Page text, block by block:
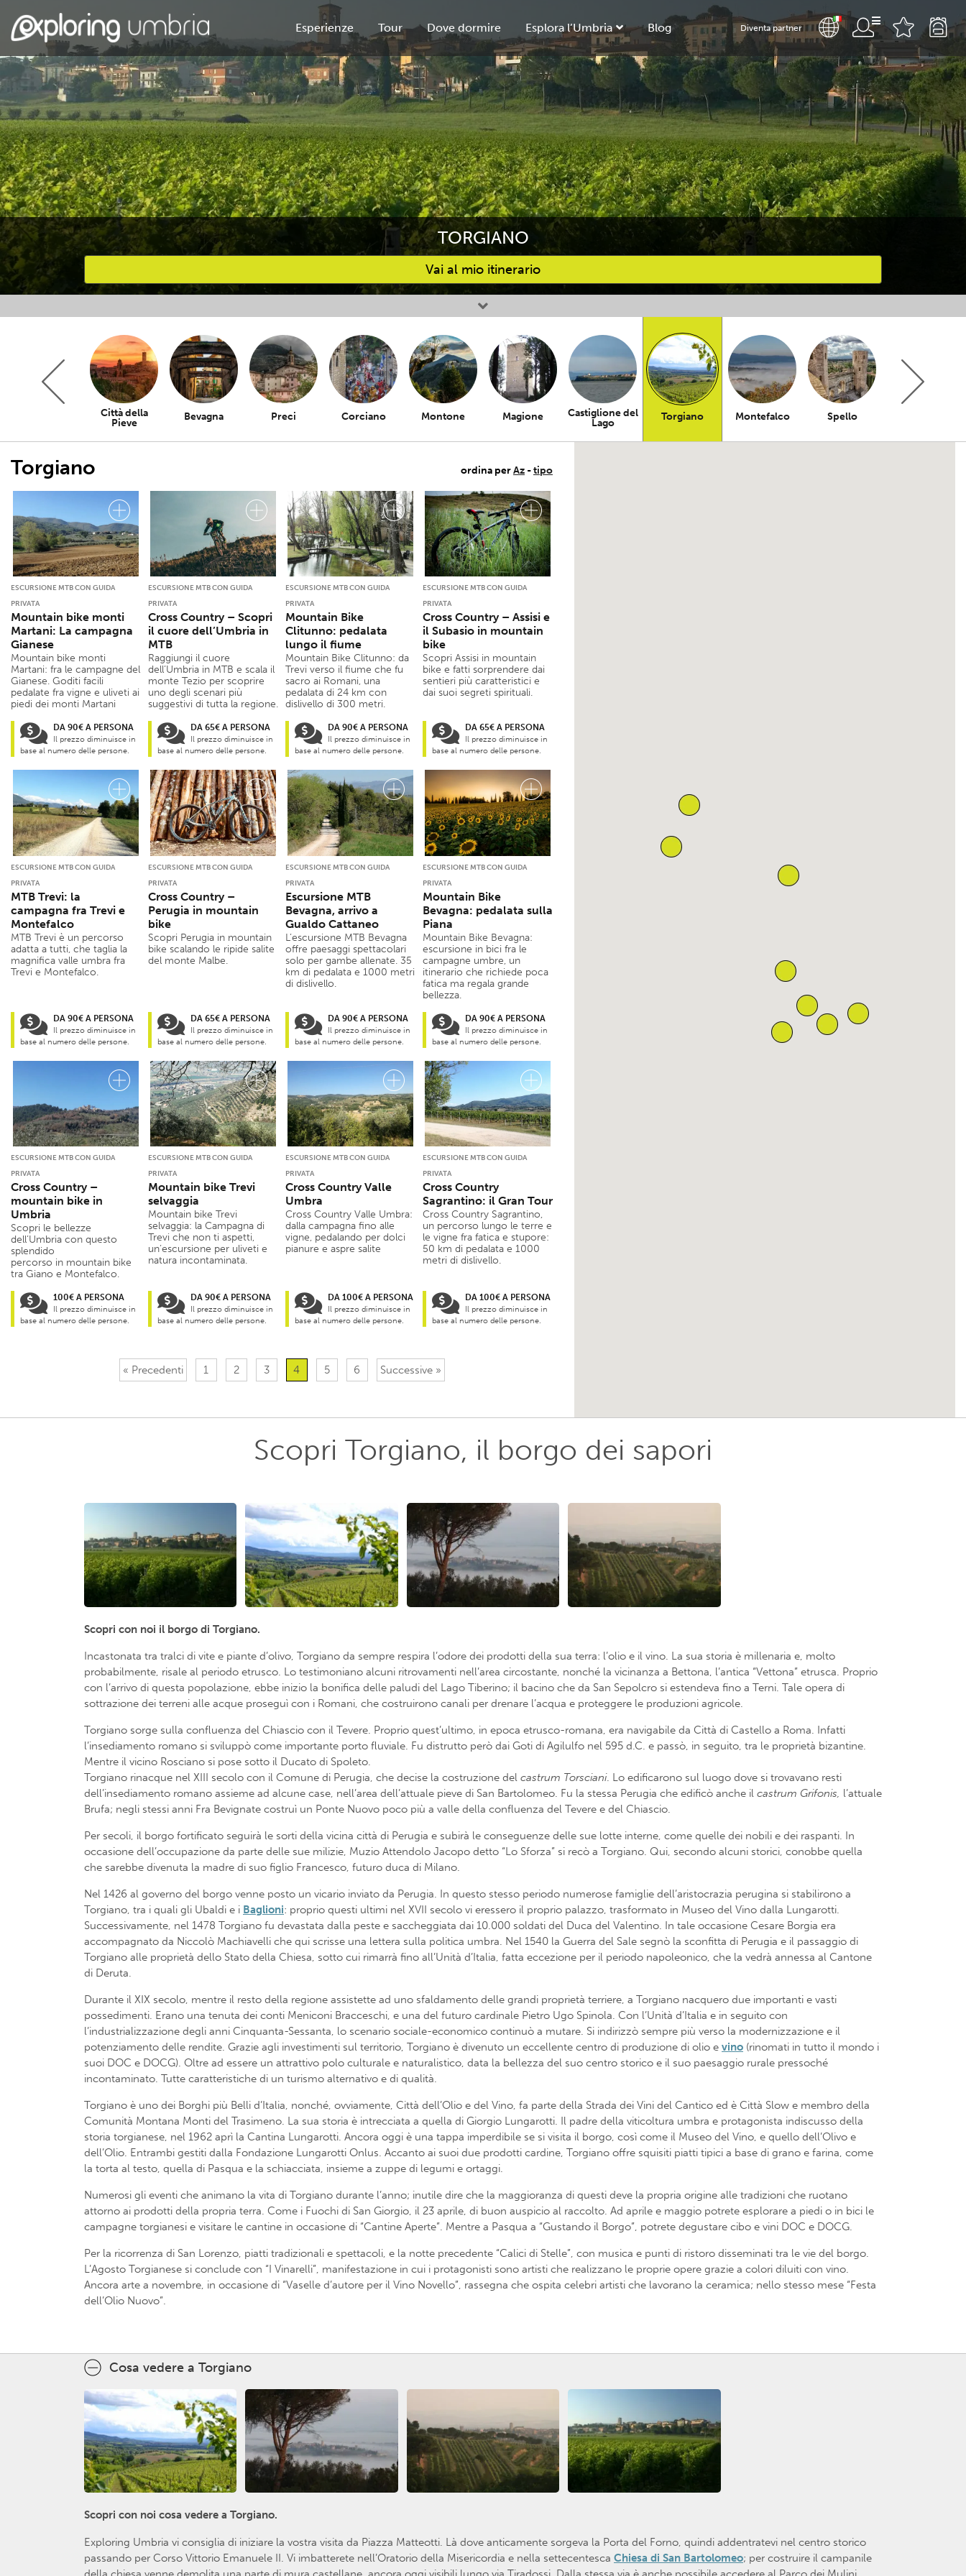
Esperienze Tour Dove dormire Esplora l’Umbria Blog Diventa partner
TORGIANO
Vai al mio itinerario
Attività preferite
Città della
Pieve
Bevagna Preci Corciano Montone Magione
Castiglione del
Lago
Torgiano Montefalco Spello
ordina perAz -tipo
Torgiano
ESCURSIONE MTB CON GUIDA
PRIVATA
Mountain bike monti
Martani: La campagna
Gianese
Mountain bike monti
Martani: fra le campagne del
Gianese. Goditi facili
pedalate fra vigne e uliveti ai
piedi dei monti Martani
DA 90€ A PERSONA
Il prezzo diminuisce in
base al numero delle persone.
ESCURSIONE MTB CON GUIDA
PRIVATA
Cross Country – Scopri
il cuore dell’Umbria in
MTB
Raggiungi il cuore
dell’Umbria in MTB e scala il
monte Tezio per scoprire
uno degli scenari più
suggestivi di tutta la regione.
DA 65€ A PERSONA
Il prezzo diminuisce in
base al numero delle persone.
ESCURSIONE MTB CON GUIDA
PRIVATA
Mountain Bike
Clitunno: pedalata
lungo il fiume
Mountain Bike Clitunno: da
Trevi verso il fiume che fu
sacro ai Romani, una
pedalata di 24 km con
dislivello di 300 metri.
DA 90€ A PERSONA
Il prezzo diminuisce in
base al numero delle persone.
ESCURSIONE MTB CON GUIDA
PRIVATA
Cross Country – Assisi e
il Subasio in mountain
bike
Scopri Assisi in mountain
bike e fatti sorprendere dai
sentieri più caratteristici e
dai suoi segreti spirituali.
DA 65€ A PERSONA
Il prezzo diminuisce in
base al numero delle persone.
ESCURSIONE MTB CON GUIDA
PRIVATA
MTB Trevi: la
campagna fra Trevi e
Montefalco
MTB Trevi è un percorso
adatta a tutti, che taglia la
magnifica valle umbra fra
Trevi e Montefalco.
DA 90€ A PERSONA
Il prezzo diminuisce in
base al numero delle persone.
ESCURSIONE MTB CON GUIDA
PRIVATA
Cross Country –
Perugia in mountain
bike
Scopri Perugia in mountain
bike scalando le ripide salite
del monte Malbe.
DA 65€ A PERSONA
Il prezzo diminuisce in
base al numero delle persone.
ESCURSIONE MTB CON GUIDA
PRIVATA
Escursione MTB
Bevagna, arrivo a
Gualdo Cattaneo
L’escursione MTB Bevagna
offre paesaggi spettacolari
solo per gambe allenate. 35
km di pedalata e 1000 metri
di dislivello.
DA 90€ A PERSONA
Il prezzo diminuisce in
base al numero delle persone.
ESCURSIONE MTB CON GUIDA
PRIVATA
Mountain Bike
Bevagna: pedalata sulla
Piana
Mountain Bike Bevagna:
escursione in bici fra le
campagne umbre, un
itinerario che richiede poca
fatica ma regala grande
bellezza.
DA 90€ A PERSONA
Il prezzo diminuisce in
base al numero delle persone.
ESCURSIONE MTB CON GUIDA
PRIVATA
Cross Country –
mountain bike in
Umbria
Scopri le bellezze
dell’Umbria con questo
splendido
percorso in mountain bike
tra Giano e Montefalco.
100€ A PERSONA
Il prezzo diminuisce in
base al numero delle persone.
ESCURSIONE MTB CON GUIDA
PRIVATA
Mountain bike Trevi
selvaggia
Mountain bike Trevi
selvaggia: la Campagna di
Trevi che non ti aspetti,
un’escursione per uliveti e
natura incontaminata.
DA 90€ A PERSONA
Il prezzo diminuisce in
base al numero delle persone.
ESCURSIONE MTB CON GUIDA
PRIVATA
Cross Country Valle
Umbra
Cross Country Valle Umbra:
dalla campagna fino alle
vigne, pedalando per dolci
pianure e aspre salite
DA 100€ A PERSONA
Il prezzo diminuisce in
base al numero delle persone.
ESCURSIONE MTB CON GUIDA
PRIVATA
Cross Country
Sagrantino: il Gran Tour
Cross Country Sagrantino,
un percorso lungo le terre e
le vigne fra fatica e stupore:
50 km di pedalata e 1000
metri di dislivello.
DA 100€ A PERSONA
Il prezzo diminuisce in
base al numero delle persone.
« Precedenti 1 2 3 4 5 6 Successive »
Scopri Torgiano, il borgo dei sapori
Scopri con noi il borgo di Torgiano.
Incastonata tra tralci di vite e piante d’olivo, Torgiano da sempre respira l’odore dei prodotti della sua terra: l’olio e il vino. La sua storia è millenaria e, molto
probabilmente, risale al periodo etrusco. Lo testimoniano alcuni ritrovamenti nell’area circostante, nonché la vicinanza a Bettona, l’antica “Vettona” etrusca. Proprio
con l’arrivo di questa popolazione, ebbe inizio la bonifica delle paludi del Lago Tiberino; il bacino che da San Sepolcro si estendeva fino a Terni. Tale opera di
sottrazione dei terreni alle acque proseguì con i Romani, che costruirono canali per drenare l’acqua e proteggere le produzioni agricole.
Torgiano sorge sulla confluenza del Chiascio con il Tevere. Proprio quest’ultimo, in epoca etrusco-romana, era navigabile da Città di Castello a Roma. Infatti
l’insediamento romano si sviluppò come importante porto fluviale. Fu distrutto però dai Goti di Agilulfo nel 595 d.C. e passò, in seguito, tra le proprietà bizantine.
Mentre il vicino Rosciano si pose sotto il Ducato di Spoleto.
Torgiano rinacque nel XIII secolo con il Comune di Perugia, che decise la costruzione del castrum Torsciani. Lo edificarono sul luogo dove si trovavano resti
dell’insediamento romano assieme ad alcune case, nell’area dell’attuale pieve di San Bartolomeo. Fu la stessa Perugia che edificò anche il castrum Grifonis, l’attuale
Brufa; negli stessi anni Fra Bevignate costruì un Ponte Nuovo poco più a valle della confluenza del Tevere e del Chiascio.
Per secoli, il borgo fortificato seguirà le sorti della vicina città di Perugia e subirà le conseguenze delle sue lotte interne, come quelle dei nobili e dei raspanti. In
occasione dell’occupazione da parte delle sue milizie, Muzio Attendolo Jacopo detto “Lo Sforza” si recò a Torgiano. Qui, secondo alcuni storici, conobbe quella
che sarebbe divenuta la madre di suo figlio Francesco, futuro duca di Milano.
Nel 1426 al governo del borgo venne posto un vicario inviato da Perugia. In questo stesso periodo numerose famiglie dell’aristocrazia perugina si stabilirono a
Torgiano, tra i quali gli Ubaldi e i Baglioni: proprio questi ultimi nel XVII secolo vi eressero il proprio palazzo, trasformato in Museo del Vino dalla Lungarotti.
Successivamente, nel 1478 Torgiano fu devastata dalla peste e saccheggiata dai 10.000 soldati del Duca del Valentino. In tale occasione Cesare Borgia era
accompagnato da Niccolò Machiavelli che qui scrisse una lettera sulla politica umbra. Nel 1540 la Guerra del Sale segnò la sconfitta di Perugia e il passaggio di
Torgiano alle proprietà dello Stato della Chiesa, sotto cui rimarrà fino all’Unità d’Italia, fatta eccezione per il periodo napoleonico, che la vedrà annessa al Cantone
di Deruta.
Durante il XIX secolo, mentre il resto della regione assistette ad uno sfaldamento delle grandi proprietà terriere, a Torgiano nacquero due importanti e vasti
possedimenti. Erano una tenuta dei conti Meniconi Bracceschi, e una del futuro cardinale Pietro Ugo Spinola. Con l’Unità d’Italia e in seguito con
l’industrializzazione degli anni Cinquanta-Sessanta, lo scenario sociale-economico continuò a mutare. Si indirizzò sempre più verso la modernizzazione e il
potenziamento delle rendite. Grazie agli investimenti sul territorio, Torgiano è divenuto un eccellente centro di produzione di olio e vino (rinomati in tutto il mondo i
suoi DOC e DOCG). Oltre ad essere un attrattivo polo culturale e naturalistico, data la bellezza del suo centro storico e il suo paesaggio rurale pressoché
incontaminato. Tutte caratteristiche di un turismo alternativo e di qualità.
Torgiano è uno dei Borghi più Belli d’Italia, nonché, ovviamente, Città dell’Olio e del Vino, fa parte della Strada dei Vini del Cantico ed è Città Slow e membro della
Comunità Montana Monti del Trasimeno. La sua storia è intrecciata a quella di Giorgio Lungarotti. Il padre della viticoltura umbra e protagonista indiscusso della
storia torgianese, nel 1962 aprì la Cantina Lungarotti. Ancora oggi è una tappa imperdibile se si visita il borgo, così come il Museo del Vino, e quello dell’Olivo e
dell’Olio. Entrambi gestiti dalla Fondazione Lungarotti Onlus. Accanto ai suoi due prodotti cardine, Torgiano offre squisiti piatti tipici a base di grano e farina, come
la torta al testo, quella di Pasqua e la schiacciata, insieme a zuppe di legumi e ortaggi.
Numerosi gli eventi che animano la vita di Torgiano durante l’anno; inutile dire che la maggioranza di questi deve la propria origine alle tradizioni che ruotano
attorno ai prodotti della propria terra. Come i Fuochi di San Giorgio, il 23 aprile, di buon auspicio al raccolto. Ad aprile e maggio potrete esplorare a piedi o in bici le
campagne torgianesi e visitare le cantine in occasione di “Cantine Aperte”. Mentre a Pasqua a “Gustando il Borgo”, potrete degustare cibo e vini DOC e DOCG.
Per la ricorrenza di San Lorenzo, piatti tradizionali e spettacoli, e la notte precedente “Calici di Stelle”, con musica e punti di ristoro disseminati tra le vie del borgo.
L’Agosto Torgianese si conclude con “I Vinarelli”, manifestazione in cui i protagonisti sono artisti che realizzano le proprie opere grazie a colori diluiti con vino.
Ancora arte a novembre, in occasione di “Vaselle d’autore per il Vino Novello”, rassegna che ospita celebri artisti che lavorano la ceramica; nello stesso mese “Festa
dell’Olio Nuovo”.
Cosa vedere a Torgiano
Scopri con noi cosa vedere a Torgiano.
Exploring Umbria vi consiglia di iniziare la vostra visita da Piazza Matteotti. Là dove anticamente sorgeva la Porta del Forno, quindi addentratevi nel centro storico
passando per Corso Vittorio Emanuele II. Vi imbatterete nell’Oratorio della Misericordia e nella settecentesca Chiesa di San Bartolomeo; per costruire il campanile